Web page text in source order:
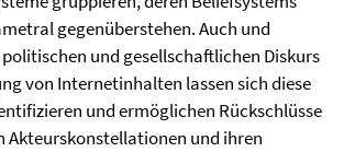
gegenüberstehen. Auch und
und gesellschaftlichen Diskurs
von Internetinhalten lassen sich diese
und ermöglichen Rückschlüsse
Akteurskonstellationen und ihren